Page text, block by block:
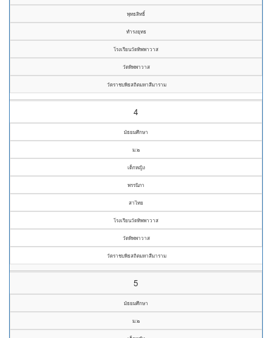
พุทธสิทธิ์
ทำรงยุทธ
โรงเรียนวัดทิพพาวาส
วัดทิพพาวาส
วัดราชบพิธสถิตมหาสีมาราม
4
มัธยมศึกษา
ม.๒
เด็กหญิง
พรรนิภา
สาไทย
โรงเรียนวัดทิพพาวาส
วัดทิพพาวาส
วัดราชบพิธสถิตมหาสีมาราม
5
มัธยมศึกษา
ม.๒